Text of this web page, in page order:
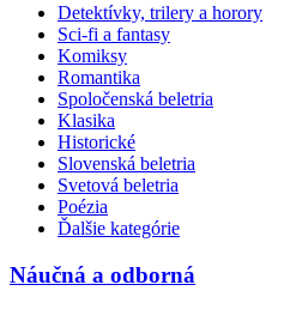
Detektívky, trilery a horory
Sci-fi a fantasy
Komiksy
Romantika
Spoločenská beletria
Klasika
Historické
Slovenská beletria
Svetová beletria
Poézia
Ďalšie kategórie
Náučná a odborná